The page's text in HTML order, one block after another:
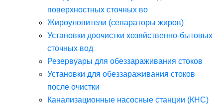
поверхностных сточных во
Жироуловители (сепараторы жиров)
Установки доочистки хозяйственно-бытовых
сточных вод
Резервуары для обеззараживания стоков
Установки для обеззараживания стоков
после очистки
Канализационные насосные станции (КНС)